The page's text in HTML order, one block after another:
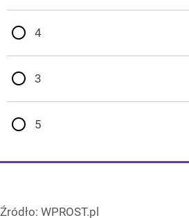
4
3
5
Źródło: WPROST.pl